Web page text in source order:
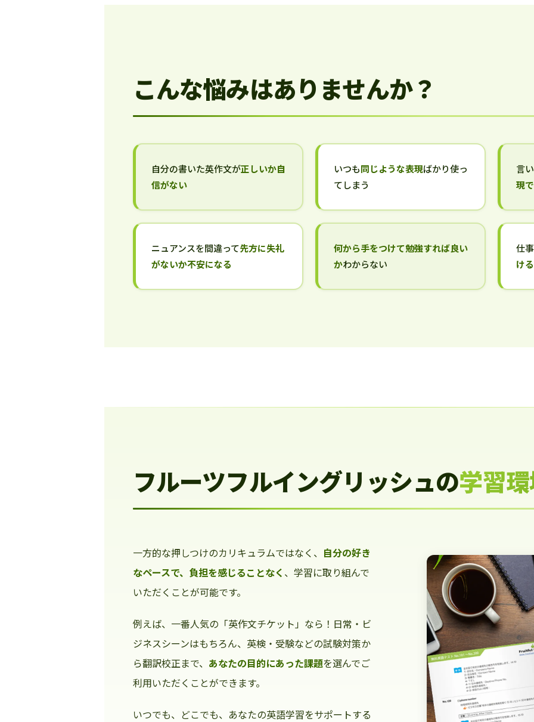
こんな悩みはありませんか？
自分の書いた英作文が正しいか自
信がない
いつも同じような表現ばかり使っ
てしまう
言
現
ニュアンスを間違って先方に失礼
がないか不安になる
何から手をつけて勉強すれば良い
かわからない
仕
け
フルーツフルイングリッシュの学習
一方的な押しつけのカリキュラムではなく、 自分の好き
なペースで、負担を感じることなく 、学習に取り組んで
いただくことが可能です。
例えば、一番人気の「英作文チケット」なら！日常・ビ
ジネスシーンはもちろん、英検・受験などの試験対策か
ら翻訳校正まで、 あなたの目的にあった課題を選んでご
利用いただくことができます。
いつでも、どこでも、あなたの英語学習をサポートする